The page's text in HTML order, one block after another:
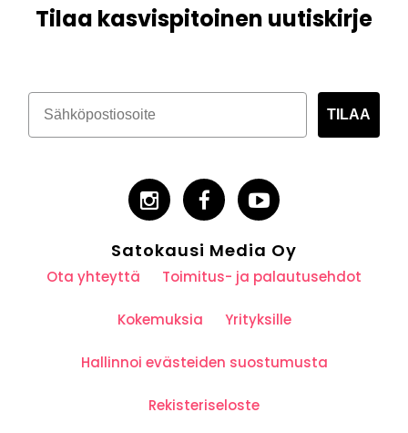
Tilaa kasvispitoinen uutiskirje
TILAA
Satokausi Media Oy
Ota yhteyttä Toimitus- ja palautusehdot
Kokemuksia Yrityksille
Hallinnoi evästeiden suostumusta
Rekisteriseloste